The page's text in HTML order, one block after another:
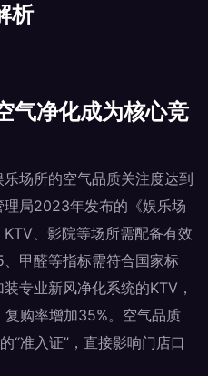
析
气净化成为核心竞
场所的空气品质关注度达到
局2023年发布的《娱乐场
、影院等场所需配备有效
甲醛等指标需符合国家标
专业新风净化系统的KTV，
购率增加35%。空气品质
“准入证”，直接影响门店口